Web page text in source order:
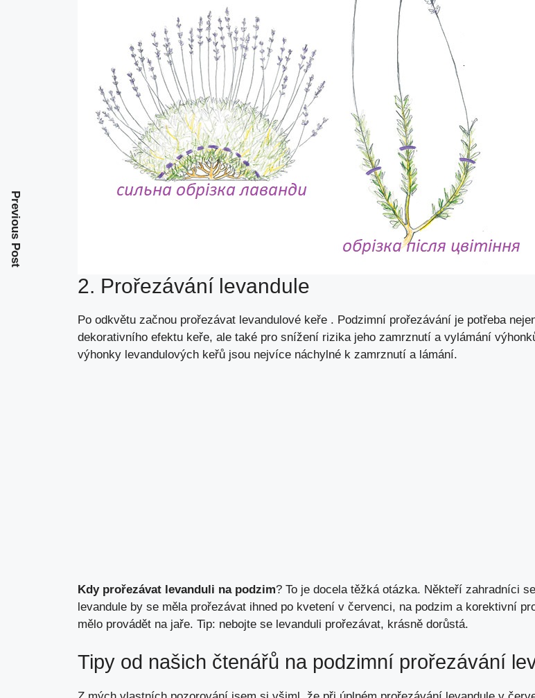
2. Prořezávání levandule
Po odkvětu začnou prořezávat levandulové keře . Podzimní prořezávání je potřeba
dekorativního efektu keře, ale také pro snížení rizika jeho zamrznutí a vylámání
výhonky levandulových keřů jsou nejvíce náchylné k zamrznutí a lámání.
Kdy prořezávat levanduli na podzim? To je docela těžká otázka. Někteří zahradníci
levandule by se měla prořezávat ihned po kvetení v červenci, na podzim a korektivní
mělo provádět na jaře. Tip: nebojte se levanduli prořezávat, krásně dorůstá.
Tipy od našich čtenářů na podzimní prořezávání
Previous Post